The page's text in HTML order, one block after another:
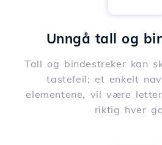
Unngå tall og
Tall og bindestreker kan
tastefeil; et enkelt
elementene, vil være
riktig hver